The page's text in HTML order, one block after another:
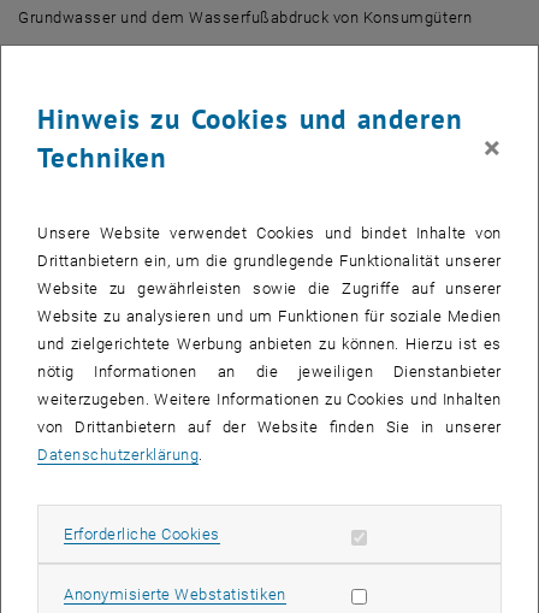
Grundwasser und dem Wasserfußabdruck von Konsumgütern
Überreiter (BML), Christina Formanek (Umweltbundesamt,
Künstler_innenkollektiv
FREE GENIE" von Regina Hügli und informeller Ausklang mit Wein
und Snacks
SHARING WATER, Vienna Edition
: Do., 26.09.2024 17:00–21:00
Das Wissens- und Diskussionsspiel zu Wasser und Klimawandel im
urbanen Raum wurde entwickelt von
One Body of Water
und
Designbüro Elisabeth Kopf.
17:00-19:00: Spielworkshop: Der Workshop bietet die Gelegenheit,
auf spielerische Weise mehr über Wien, Wasser und den
19:00: Pause und Verkostung von Wasser und Wein mit Snacks
19:30-21:00: Präsentation der inhaltlichen Entwicklung des Spiels
SHARING WATER "Vienna Edition "
Hinweis zu Cookies und anderen
Techniken
×
Unsere Website verwendet Cookies und bindet Inhalte von
Drittanbietern ein, um die grundlegende Funktionalität unserer
Website zu gewährleisten sowie die Zugriffe auf unserer
Website zu analysieren und um Funktionen für soziale Medien
und zielgerichtete Werbung anbieten zu können. Hierzu ist es
nötig Informationen an die jeweiligen Dienstanbieter
weiterzugeben. Weitere Informationen zu Cookies und Inhalten
von Drittanbietern auf der Website finden Sie in unserer
Datenschutzerklärung
Erforderliche Cookies Erforderliche Cookies zulassen
Anonymisierte WebstatistikenStatistik Cookies zulassen